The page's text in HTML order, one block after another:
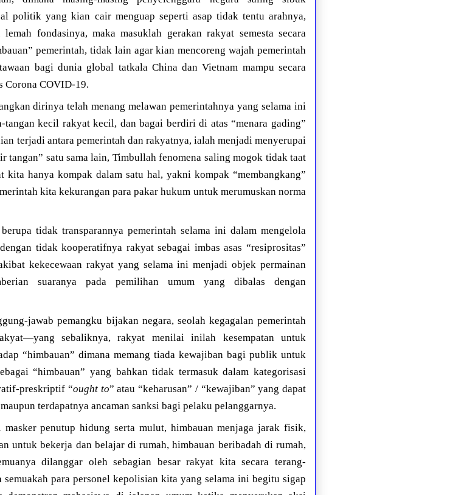
politik yang kian cair menguap seperti asap tidak tentu arahnya,
fondasinya, maka masuklah gerakan rakyat semesta secara
pemerintah, tidak lain agar kian mencoreng wajah pemerintah
bagi dunia global tatkala China dan Vietnam mampu secara
Corona COVID-19.
dirinya telah menang melawan pemerintahnya yang selama ini
kecil rakyat kecil, dan bagai berdiri di atas “menara gading”
terjadi antara pemerintah dan rakyatnya, ialah menjadi menyerupai
tangan” satu sama lain, Timbullah fenomena saling mogok tidak taat
kita hanya kompak dalam satu hal, yakni kompak “membangkang”
kita kekurangan para pakar hukum untuk merumuskan norma
tidak transparannya pemerintah selama ini dalam mengelola
tidak kooperatifnya rakyat sebagai imbas asas “resiprositas”
kekecewaan rakyat yang selama ini menjadi objek permainan
suaranya pada pemilihan umum yang dibalas dengan
jawab pemangku bijakan negara, seolah kegagalan pemerintah
sebaliknya, rakyat menilai inilah kesempatan untuk
“himbauan” dimana memang tiada kewajiban bagi publik untuk
“himbauan” yang bahkan tidak termasuk dalam kategorisasi
preskriptif “ought to” atau “keharusan” / “kewajiban” yang dapat
terdapatnya ancaman sanksi bagi pelaku pelanggarnya.
penutup hidung serta mulut, himbauan menjaga jarak fisik,
untuk bekerja dan belajar di rumah, himbauan beribadah di rumah,
dilanggar oleh sebagian besar rakyat kita secara terang-
para personel kepolisian kita yang selama ini begitu sigap